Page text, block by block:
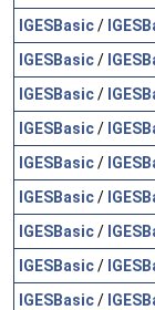
IGESBasic/
IGESBasic/
IGESBasic/
IGESBasic/
IGESBasic/
IGESBasic/
IGESBasic/
IGESBasic/
IGESBasic/